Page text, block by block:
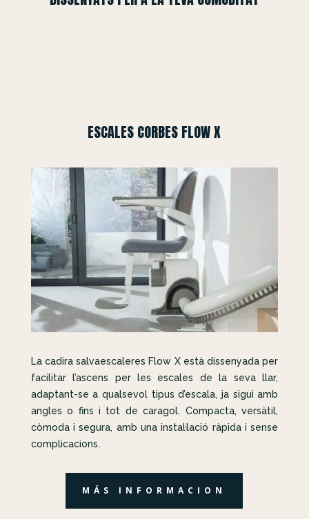
ESCALES CORBES FLOW X
La cadira salvaescaleres Flow X està dissenyada per
facilitar l’ascens per les escales de la seva llar,
adaptant-se a qualsevol tipus d’escala, ja sigui amb
angles o fins i tot de caragol. Compacta, versàtil,
còmoda i segura, amb una instal·lació ràpida i sense
complicacions.
MÁS INFORMACION